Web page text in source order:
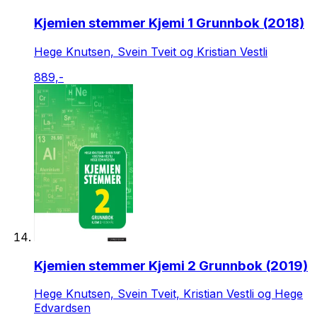
Kjemien stemmer Kjemi 1 Grunnbok (2018)
Hege Knutsen, Svein Tveit og Kristian Vestli
889,-
Kjemien stemmer Kjemi 2 Grunnbok (2019)
Hege Knutsen, Svein Tveit, Kristian Vestli og Hege
Edvardsen